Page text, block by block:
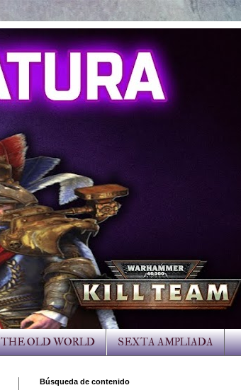
THE OLD WORLD SEXTA AMPLIADA
Búsqueda de contenido